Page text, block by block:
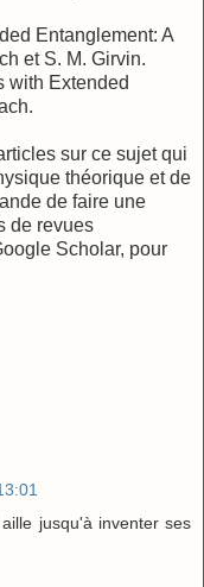
Entanglement: A
et S. M. Girvin.
with Extended
sur ce sujet qui
théorique et de
de faire une
de revues
Scholar, pour
jusqu'à inventer ses